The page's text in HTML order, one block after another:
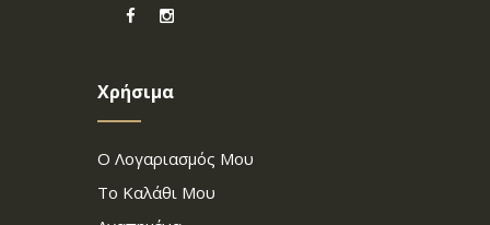
Χρήσιμα
Ο Λογαριασμός Μου
Το Καλάθι Μου